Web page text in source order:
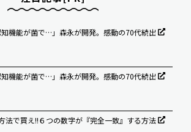
知機能が菌で…」森永が開発。感動の70代続出
知機能が菌で…」森永が開発。感動の70代続出
法で買え!!６つの数字が『完全一致』する方法